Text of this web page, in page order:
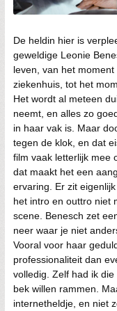
De heldin hier is
geweldige Leonie
leven, van het
ziekenhuis, tot het
Het wordt al meteen
neemt, en alles zo
in haar vak is. Maar
tegen de klok, en dat
film vaak letterlijk mee
dat maakt het een
ervaring. Er zit
het intro en outtro niet
scene. Benesch zet
neer waar je niet
Vooral voor haar
professionaliteit dan
volledig. Zelf had ik
bek willen rammen.
internetheldje, en niet